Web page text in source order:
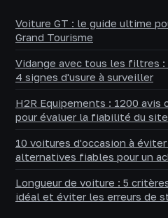
Voiture GT : le guide ultime
Grand Tourisme
Vidange avec tous les filtres
4 signes d'usure à surveiller
H2R Equipements : 1200 avis
pour évaluer la fiabilité du site
10 voitures d'occasion à
alternatives fiables pour un
Longueur de voiture : 5
idéal et éviter les erreurs de